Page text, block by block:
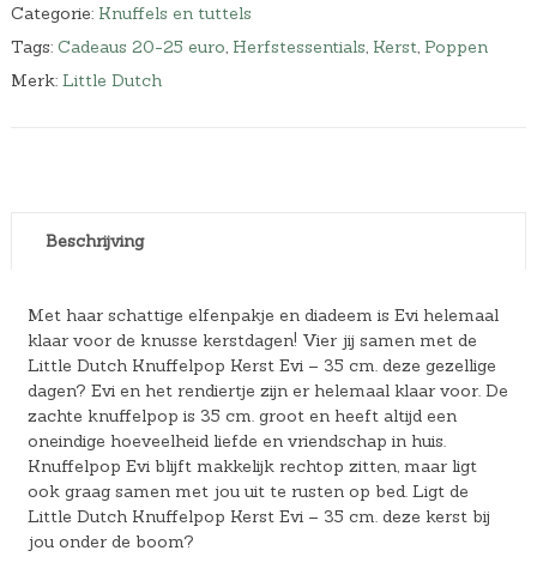
Categorie: Knuffels en tuttels
Tags: Cadeaus 20-25 euro, Herfstessentials, Kerst, Poppen
Merk: Little Dutch
Beschrijving
Met haar schattige elfenpakje en diadeem is Evi helemaal
klaar voor de knusse kerstdagen! Vier jij samen met de
Little Dutch Knuffelpop Kerst Evi – 35 cm. deze gezellige
dagen? Evi en het rendiertje zijn er helemaal klaar voor. De
zachte knuffelpop is 35 cm. groot en heeft altijd een
oneindige hoeveelheid liefde en vriendschap in huis.
Knuffelpop Evi blijft makkelijk rechtop zitten, maar ligt
ook graag samen met jou uit te rusten op bed. Ligt de
Little Dutch Knuffelpop Kerst Evi – 35 cm. deze kerst bij
jou onder de boom?